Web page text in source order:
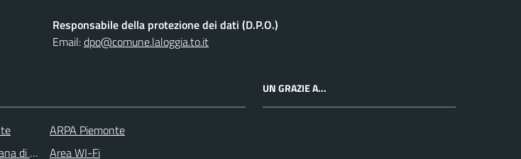
Responsabile della protezione dei dati (D.P.O.)
Email:dpo@comune.laloggia.to.it
di Torino
ARPA Piemonte
Area WI-Fi
UN GRAZIE A...